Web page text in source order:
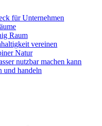
für Unternehmen
Raum
vereinen
Natur
nutzbar machen kann
und handeln